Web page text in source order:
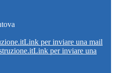
Link per inviare una mail
Link per inviare una